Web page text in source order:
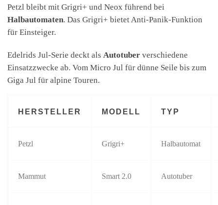
Petzl bleibt mit Grigri+ und Neox führend bei
Halbautomaten. Das Grigri+ bietet Anti-Panik-Funktion
für Einsteiger.
Edelrids Jul-Serie deckt als Autotuber verschiedene
Einsatzzwecke ab. Vom Micro Jul für dünne Seile bis zum
Giga Jul für alpine Touren.
HERSTELLER MODELL TYP
Petzl Grigri+ Halbautomat
Mammut Smart 2.0 Autotuber